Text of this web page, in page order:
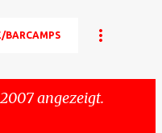
BARCAMPS
angezeigt.